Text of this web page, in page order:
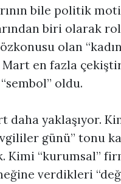
bile politik
biri olarak rol
olan
Mart en fazla
“sembol” oldu.
daha yaklaşıyor.
günü” tonu
Kimi “kurumsal”
verdikleri